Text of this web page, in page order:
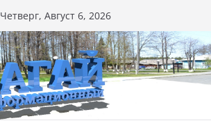
Четверг, Август 6, 2026